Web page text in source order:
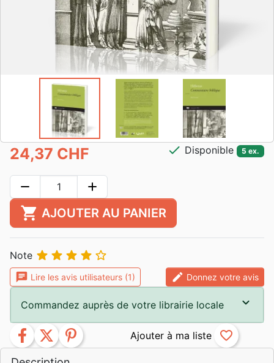
24,37 CHF check Disponible 5 ex.
remove add
shopping_cart AJOUTER AU PANIER
Note     
chat Lire les avis utilisateurs (1) edit Donnez votre avis
Commandez auprès de votre librairie locale
facebook twitter pinterest favorite_border